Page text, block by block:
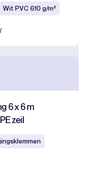
Wit PVC 610 g/m²
6 x 6 m
zeil